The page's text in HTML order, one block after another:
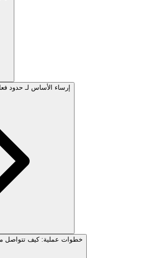
إرساء الأساس لـ حدود
7 خطوات عملية: كيف تتواصل